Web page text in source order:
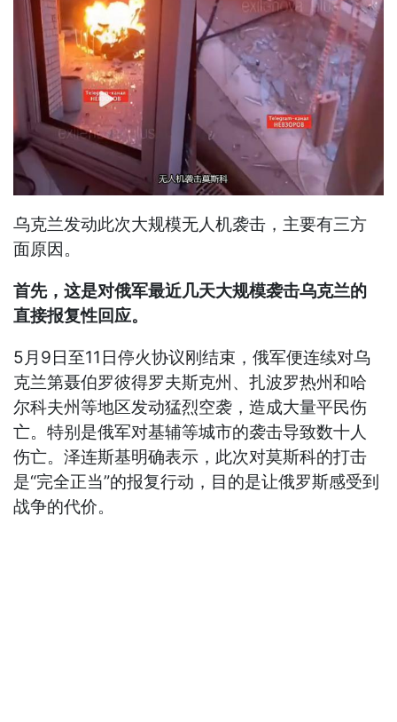
乌克兰发动此次大规模无人机袭击，主要有三方
面原因。
首先，这是对俄军最近几天大规模袭击乌克兰的
直接报复性回应。
5月9日至11日停火协议刚结束，俄军便连续对乌
克兰第聂伯罗彼得罗夫斯克州、扎波罗热州和哈
尔科夫州等地区发动猛烈空袭，造成大量平民伤
亡。特别是俄军对基辅等城市的袭击导致数十人
伤亡。泽连斯基明确表示，此次对莫斯科的打击
是“完全正当”的报复行动，目的是让俄罗斯感受到
战争的代价。